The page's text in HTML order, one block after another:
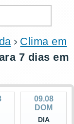
Clima em
7 dias em
09.08
DOM
DIA